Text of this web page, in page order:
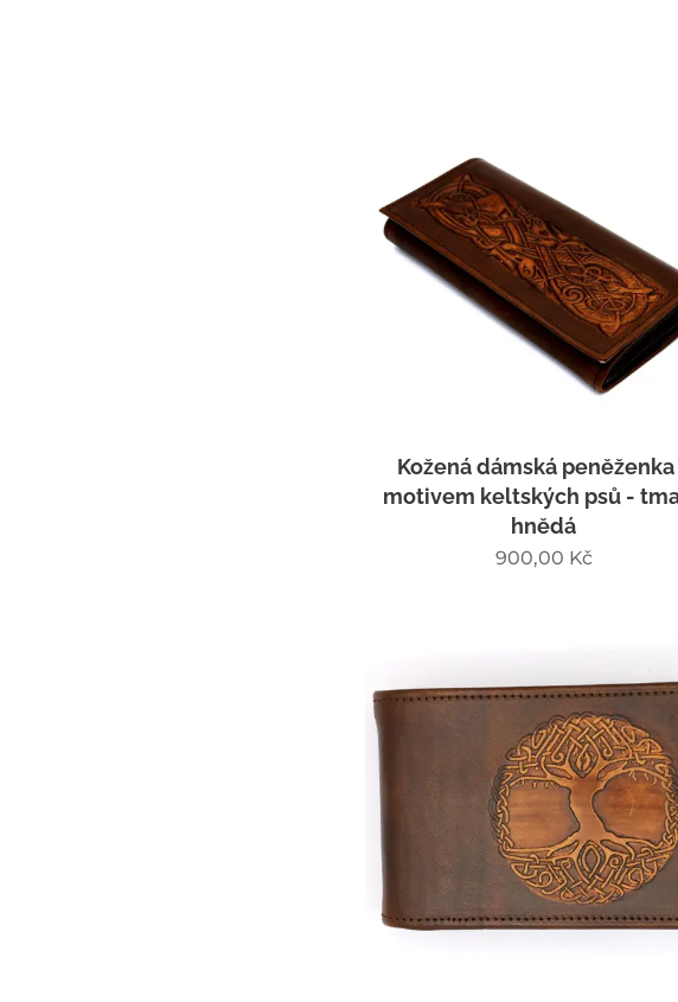
Kožená dámská peněženka
motivem keltských psů -
hnědá
900,00 Kč